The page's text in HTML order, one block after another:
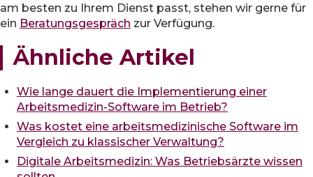
am besten zu Ihrem Dienst passt, stehen wir gerne für
ein Beratungsgespräch zur Verfügung.
Ähnliche Artikel
Wie lange dauert die Implementierung einer
Arbeitsmedizin-Software im Betrieb?
Was kostet eine arbeitsmedizinische Software im
Vergleich zu klassischer Verwaltung?
Digitale Arbeitsmedizin: Was Betriebsärzte wissen